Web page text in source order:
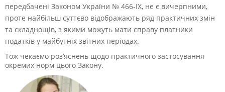
передбачені Законом України № 466-ІХ, не є вичерпними,
проте найбільш суттєво відображають ряд практичних змін
та складнощів, з якими можуть мати справу платники
податків у майбутніх звітних періодах.
Тож чекаємо роз’яснень щодо практичного застосування
окремих норм цього Закону.